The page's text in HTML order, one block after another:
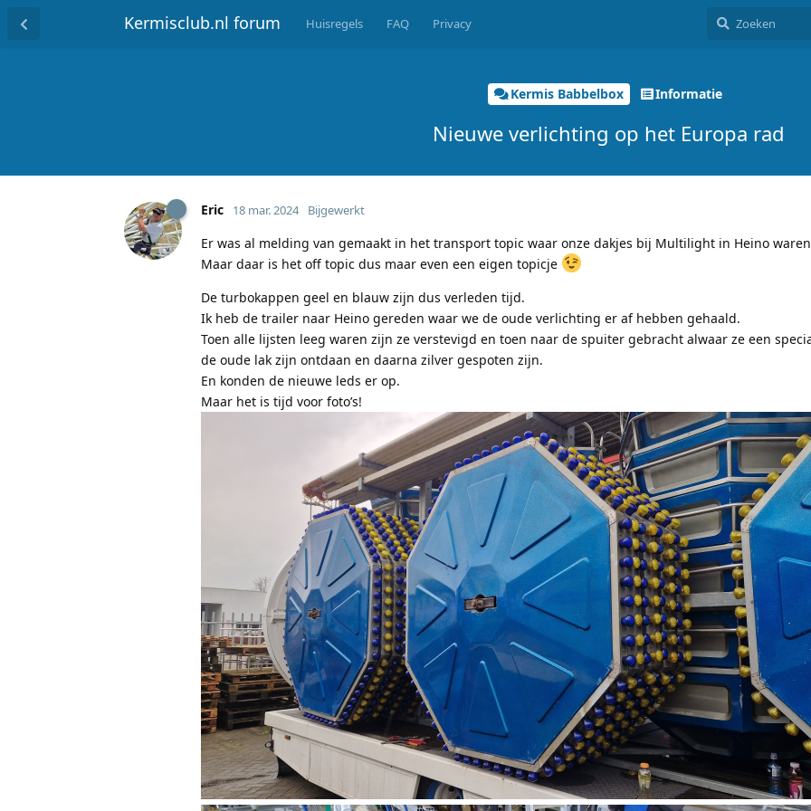
Kermisclub.nl forum Huisregels FAQ Privacy
Kermis Babbelbox Informatie
Nieuwe verlichting op het Europa rad
Eric 18 mar. 2024 Bijgewerkt
Er was al melding van gemaakt in het transport topic waar onze dakjes bij Multilight in Heino
Maar daar is het off topic dus maar even een eigen topicje
De turbokappen geel en blauw zijn dus verleden tijd.
Ik heb de trailer naar Heino gereden waar we de oude verlichting er af hebben gehaald.
Toen alle lijsten leeg waren zijn ze verstevigd en toen naar de spuiter gebracht alwaar ze een
de oude lak zijn ontdaan en daarna zilver gespoten zijn.
En konden de nieuwe leds er op.
Maar het is tijd voor foto’s!